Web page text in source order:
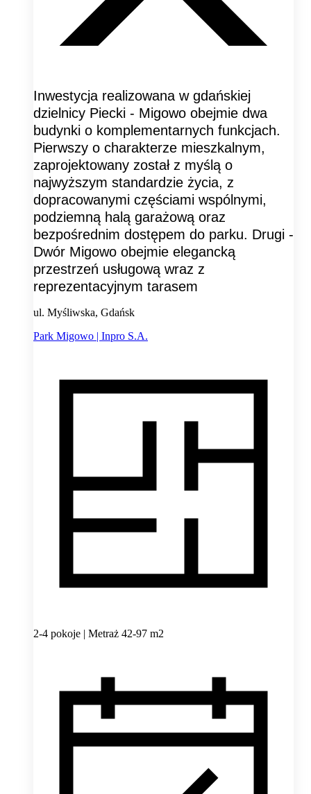
Inwestycja realizowana w gdańskiej
dzielnicy Piecki - Migowo obejmie dwa
budynki o komplementarnych funkcjach.
Pierwszy o charakterze mieszkalnym,
zaprojektowany został z myślą o
najwyższym standardzie życia, z
dopracowanymi częściami wspólnymi,
podziemną halą garażową oraz
bezpośrednim dostępem do parku. Drugi -
Dwór Migowo obejmie elegancką
przestrzeń usługową wraz z
reprezentacyjnym tarasem
ul. Myśliwska, Gdańsk
Park Migowo | Inpro S.A.
2-4 pokoje | Metraż 42-97 m2